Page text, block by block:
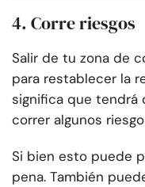
4. Corre riesgos
Salir de tu zona de
para restablecer la
significa que tendrá
correr algunos
Si bien esto puede
pena. También